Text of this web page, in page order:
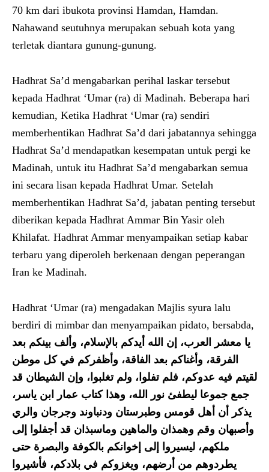
70 km dari ibukota provinsi Hamdan, Hamdan.
Nahawand seutuhnya merupakan sebuah kota yang
terletak diantara gunung-gunung.
Hadhrat Sa’d mengabarkan perihal laskar tersebut
kepada Hadhrat ‘Umar (ra) di Madinah. Beberapa hari
kemudian, Ketika Hadhrat ‘Umar (ra) sendiri
memberhentikan Hadhrat Sa’d dari jabatannya sehingga
Hadhrat Sa’d mendapatkan kesempatan untuk pergi ke
Madinah, untuk itu Hadhrat Sa’d mengabarkan semua
ini secara lisan kepada Hadhrat Umar. Setelah
memberhentikan Hadhrat Sa’d, jabatan penting tersebut
diberikan kepada Hadhrat Ammar Bin Yasir oleh
Khilafat. Hadhrat Ammar menyampaikan setiap kabar
terbaru yang diperoleh berkenaan dengan peperangan
Iran ke Madinah.
Hadhrat ‘Umar (ra) mengadakan Majlis syura lalu
berdiri di mimbar dan menyampaikan pidato, bersabda,
يا معشر العرب، إن الله أيدكم بالإسلام، وألف بينكم بعد
الفرقة، وأغناكم بعد الفاقة، وأظفركم في كل موطن
لقيتم فيه عدوكم، فلم تفلوا، ولم تغلبوا، وإن الشيطان قد
جمع جموعا ليطفئ نور الله، وهذا كتاب عمار ابن ياسر،
يذكر أن أهل قومس وطبرستان ودنباوند وجرجان والري
وأصبهان وقم وهمذان والماهين وماسبذان قد أجفلوا إلى
ملكهم، ليسيروا إلى إخوانكم بالكوفة والبصرة حتى
يطردوهم من أرضهم، ويغزوكم في بلادكم، فأشيروا